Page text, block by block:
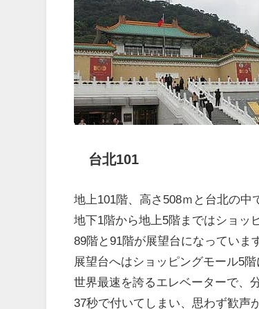
台北101
地上101階、高さ508ｍと台北の中
地下1階から地上5階まではショッ
89階と91階が展望台になっていま
展望台へはショッピングモール5
世界最速を誇るエレベーターで、
37秒で付いてしまい、思わず歓声